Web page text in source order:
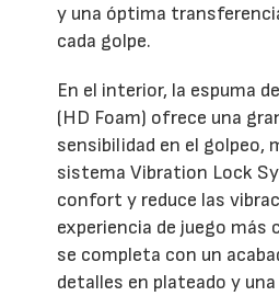
y una óptima
cada golpe.
En el interior, la espuma
(HD Foam) ofrece una
sensibilidad en el golpeo,
sistema Vibration Lock
confort y reduce las
experiencia de juego más
se completa con un
detalles en plateado y